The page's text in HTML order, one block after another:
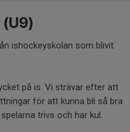
(U9)
ishockeyskolan som blivit
på is. Vi strävar efter att
för att kunna bli så bra
trivs och har kul.